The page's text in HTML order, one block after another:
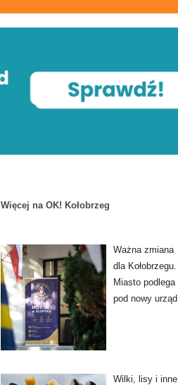
Więcej na OK! Kołobrzeg
Ważna zmiana
dla Kołobrzegu.
Miasto podlega
pod nowy urząd
Wilki, lisy i inne